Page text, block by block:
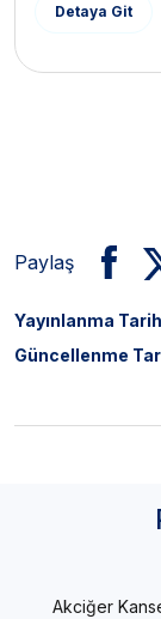
Detaya Git
Paylaş
Yayınlanma
Güncellenme
Akciğer